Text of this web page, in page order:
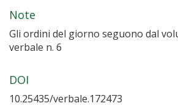
Note
Gli ordini del giorno seguono dal
verbale n. 6
DOI
10.25435/verbale.172473